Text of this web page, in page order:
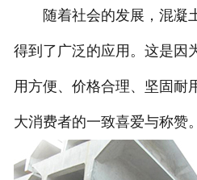
随着社会的发展，混凝
得到了广泛的应用。这是因
用方便、价格合理、坚固耐
大消费者的一致喜爱与称赞。